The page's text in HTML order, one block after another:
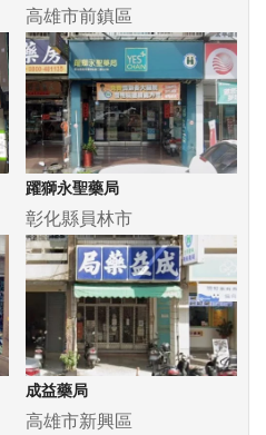
高雄市前鎮區
躍獅永聖藥局
彰化縣員林市
成益藥局
高雄市新興區